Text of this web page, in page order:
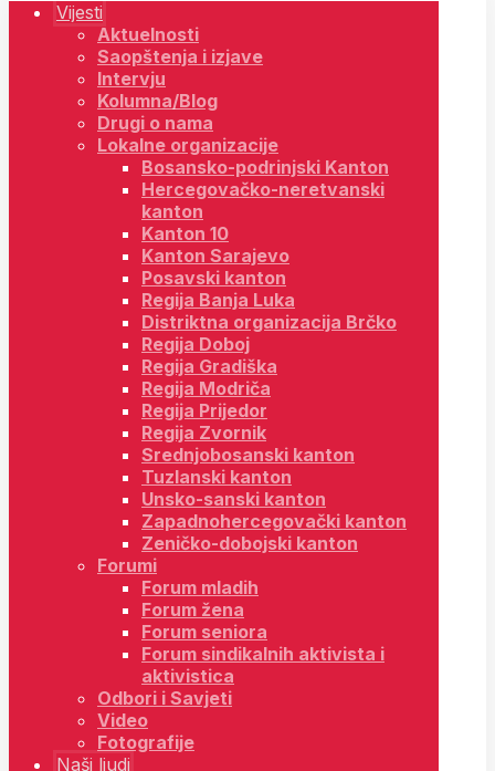
Vijesti
Aktuelnosti
Saopštenja i izjave
Intervju
Kolumna/Blog
Drugi o nama
Lokalne organizacije
Bosansko-podrinjski Kanton
Hercegovačko-neretvanski
kanton
Kanton 10
Kanton Sarajevo
Posavski kanton
Regija Banja Luka
Distriktna organizacija Brčko
Regija Doboj
Regija Gradiška
Regija Modriča
Regija Prijedor
Regija Zvornik
Srednjobosanski kanton
Tuzlanski kanton
Unsko-sanski kanton
Zapadnohercegovački kanton
Zeničko-dobojski kanton
Forumi
Forum mladih
Forum žena
Forum seniora
Forum sindikalnih aktivista i
aktivistica
Odbori i Savjeti
Video
Fotografije
Naši ljudi